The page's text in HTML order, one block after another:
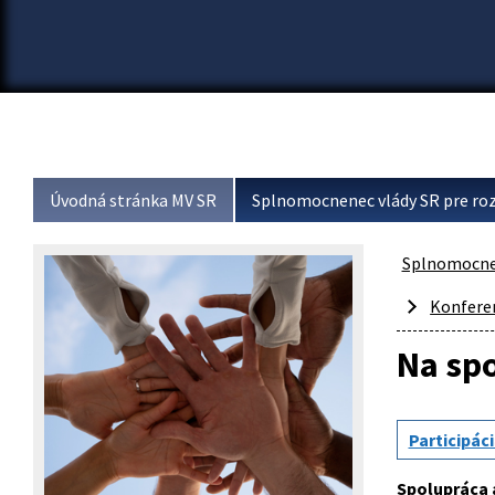
Úvodná stránka MV SR Splnomocnenec vlády SR pre
Na
Spolupráca